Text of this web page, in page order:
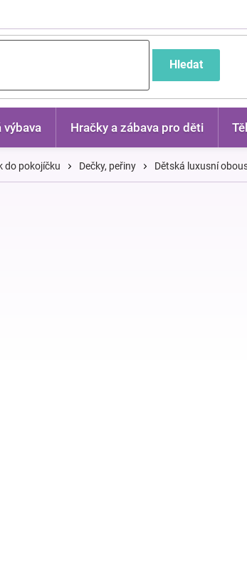
Hledat
výbava Hračky a zábava pro děti
do pokojíčku Dečky, peřiny Dětská luxusní